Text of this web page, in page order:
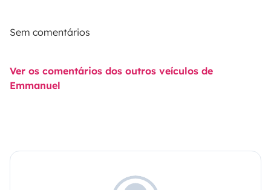
Sem comentários
Ver os comentários dos outros veículos de
Emmanuel